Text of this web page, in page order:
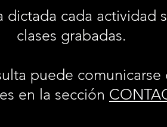
cada actividad
clases grabadas.
puede
en la sección